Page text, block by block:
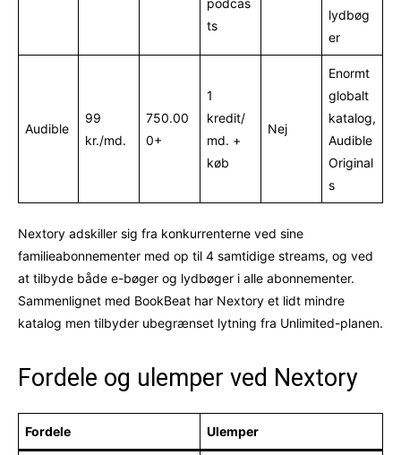
ts
lydbøg
er
Audible
99
kr./md.
750.00
0+
1
kredit/
md. +
køb
Nej
Enormt
globalt
katalog,
Audible
Original
s
Nextory adskiller sig fra konkurrenterne ved sine
familieabonnementer med op til 4 samtidige streams, og ved
at tilbyde både e-bøger og lydbøger i alle abonnementer.
Sammenlignet med BookBeat har Nextory et lidt mindre
katalog men tilbyder ubegrænset lytning fra Unlimited-planen.
Fordele og ulemper ved Nextory
Fordele Ulemper